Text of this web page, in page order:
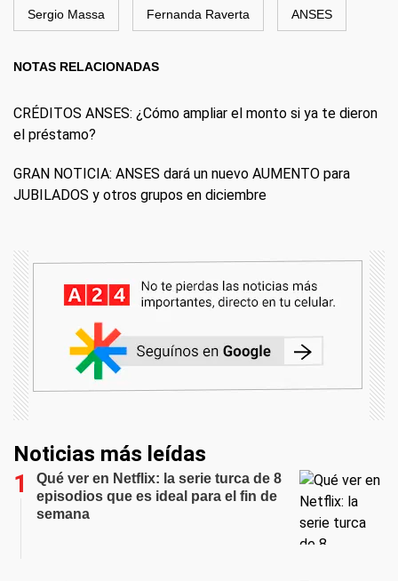
Sergio Massa Fernanda Raverta ANSES
NOTAS RELACIONADAS
CRÉDITOS ANSES: ¿Cómo ampliar el monto si ya te dieron
el préstamo?
GRAN NOTICIA: ANSES dará un nuevo AUMENTO para
JUBILADOS y otros grupos en diciembre
Noticias más leídas
Qué ver en Netflix: la serie turca de 8
episodios que es ideal para el fin de
semana